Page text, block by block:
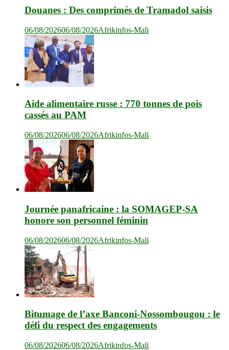
Douanes : Des comprimés de Tramadol saisis
06/08/202606/08/2026Afrikinfos-Mali
Aide alimentaire russe : 770 tonnes de pois
cassés au PAM
06/08/202606/08/2026Afrikinfos-Mali
Journée panafricaine : la SOMAGEP-SA
honore son personnel féminin
06/08/202606/08/2026Afrikinfos-Mali
Bitumage de l’axe Banconi-Nossombougou : le
défi du respect des engagements
06/08/202606/08/2026Afrikinfos-Mali